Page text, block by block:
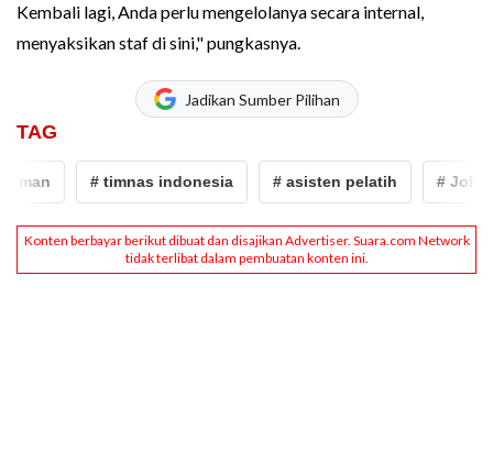
Kembali lagi, Anda perlu mengelolanya secara internal,
menyaksikan staf di sini," pungkasnya.
Jadikan Sumber Pilihan
TAG
# timnas indonesia # asisten pelatih # John